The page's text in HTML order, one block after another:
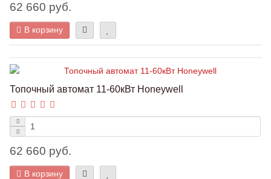
62 660 руб.
В корзину
Топочный автомат 11-60кВт Honeywell
62 660 руб.
В корзину